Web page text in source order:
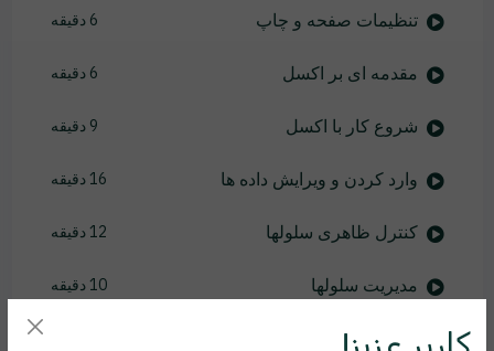
تنظیمات صفحه و چاپ 6 دقیقه
مقدمه ای بر اکسل 6 دقیقه
شروع کار با اکسل 9 دقیقه
وارد کردن و ویرایش داده ها 16 دقیقه
کنترل ظاهری سلولها 12 دقیقه
مدیریت سلولها 10 دقیقه
انواع داده ها در اکسل